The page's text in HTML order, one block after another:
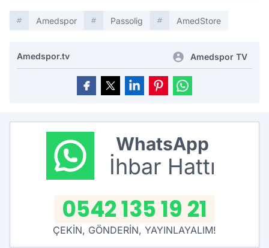
Amedspor Passolig AmedStore
Amedspor.tv Amedspor TV
WhatsApp
İhbar Hattı
0542 135 19 21
ÇEKİN, GÖNDERİN, YAYINLAYALIM!